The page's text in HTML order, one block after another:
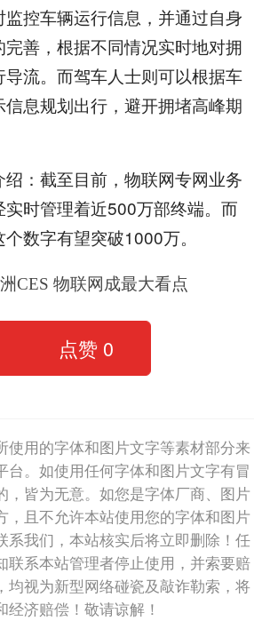
控车辆运行信息，并通过自身
善，根据不同情况实时地对拥
流。而驾车人士则可以根据车
息规划出行，避开拥堵高峰期
：截至目前，物联网专网业务
时管理着近500万部终端。而
数字有望突破1000万。
CES 物联网成最大看点
点赞 0
使用的字体和图片文字等素材部分来
台。如使用任何字体和图片文字有冒
，皆为无意。如您是字体厂商、图片
，且不允许本站使用您的字体和图片
系我们，本站核实后将立即删除！任
联系本站管理者停止使用，并索要赔
均视为新型网络碰瓷及敲诈勒索，将
济赔偿！敬请谅解！